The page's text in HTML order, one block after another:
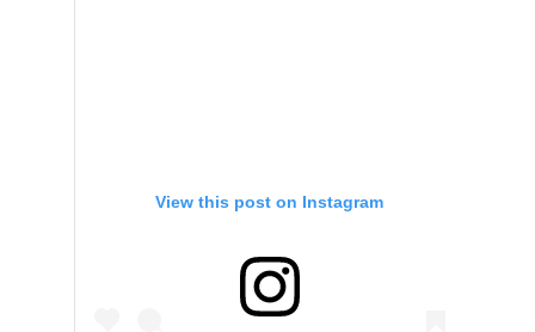
View this post on Instagram